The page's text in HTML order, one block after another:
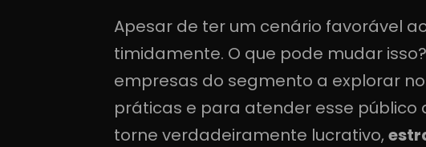
Apesar de ter um cenário favorável
timidamente. O que pode mudar
empresas do segmento a explorar
práticas e para atender esse público
torne verdadeiramente lucrativo,